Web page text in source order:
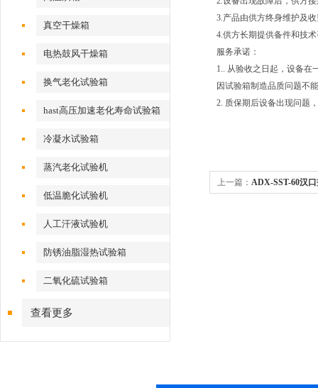
真空干燥箱
电热鼓风干燥箱
换气老化试验箱
hast高压加速老化寿命试验箱
冷凝水试验箱
蒸汽老化试验机
低温脆化试验机
人工汗液试验机
防锈油脂湿热试验箱
二氧化硫试验箱
查看更多
3.产品由供方终身维护及
4.供方长期提供备件和技
服务承诺：
1.. 从验收之日起，设备在
因试验箱制造品质问题不
2. 质保期后设备出现问题
上一篇： ADX-SST-60汉